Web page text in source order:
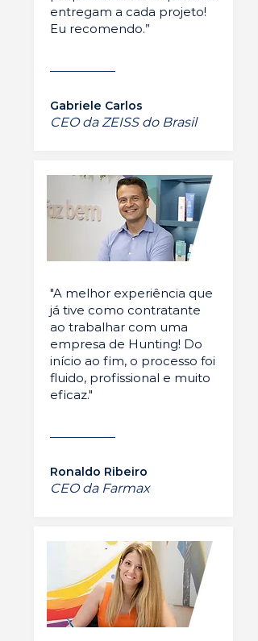
entregam a cada projeto!
Eu recomendo.”
Gabriele Carlos
CEO da ZEISS do Brasil
"A melhor experiência que
já tive como contratante
ao trabalhar com uma
empresa de Hunting! Do
início ao fim, o processo foi
fluido, profissional e muito
eficaz."
Ronaldo Ribeiro
CEO da Farmax